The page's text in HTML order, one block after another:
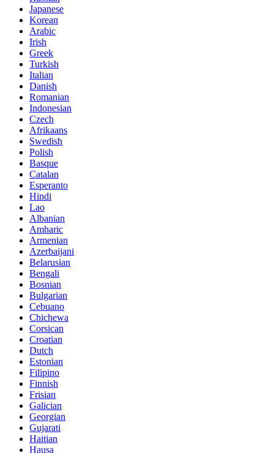
Japanese
Korean
Arabic
Irish
Greek
Turkish
Italian
Danish
Romanian
Indonesian
Czech
Afrikaans
Swedish
Polish
Basque
Catalan
Esperanto
Hindi
Lao
Albanian
Amharic
Armenian
Azerbaijani
Belarusian
Bengali
Bosnian
Bulgarian
Cebuano
Chichewa
Corsican
Croatian
Dutch
Estonian
Filipino
Finnish
Frisian
Galician
Georgian
Gujarati
Haitian
Hausa